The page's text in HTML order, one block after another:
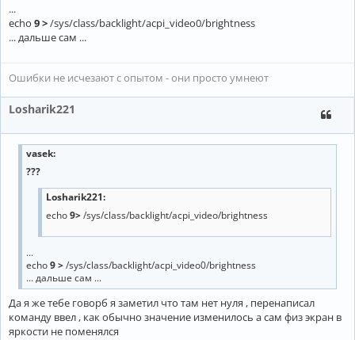
...
echo 9 >/sys/class/backlight/acpi_video0/brightness
... дальше сам ...
Ошибки не исчезают с опытом - они просто умнеют
Losharik221
vasek:
???
Losharik221:
echo9>/sys/class/backlight/acpi_video/brightness
...
echo9 >/sys/class/backlight/acpi_video0/brightness
... дальше сам ...
Да я же тебе говорб я заметил что там нет нуля , перенаписал
команду ввел , как обычно значение изменилось а сам физ экран в
яркости не поменялся